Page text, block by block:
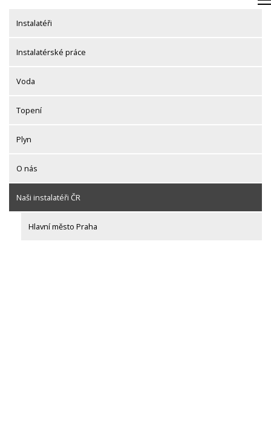
contentInstalatéři
Instalatérské práce
Voda
Topení
Plyn
O nás
Naši instalatéři ČR
Hlavní město Praha